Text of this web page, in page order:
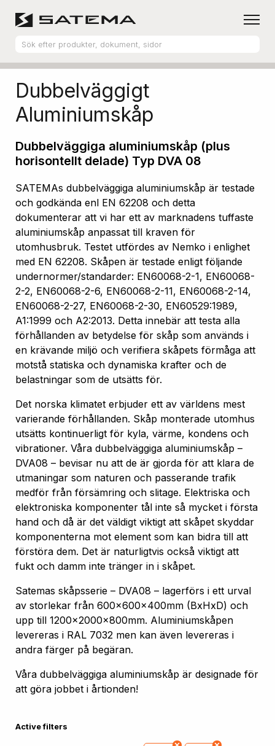
Produktsortiment Aluminiumskåp
Dubbelväggigt
Aluminiumskåp
Dubbelväggiga aluminiumskåp (plus
horisontellt delade) Typ DVA 08
SATEMAs dubbelväggiga aluminiumskåp är testade
och godkända enl EN 62208 och detta
dokumenterar att vi har ett av marknadens tuffaste
aluminiumskåp anpassat till kraven för
utomhusbruk. Testet utfördes av Nemko i enlighet
med EN 62208. Skåpen är testade enligt följande
undernormer/standarder: EN60068-2-1, EN60068-
2-2, EN60068-2-6, EN60068-2-11, EN60068-2-14,
EN60068-2-27, EN60068-2-30, EN60529:1989,
A1:1999 och A2:2013. Detta innebär att testa alla
förhållanden av betydelse för skåp som används i
en krävande miljö och verifiera skåpets förmåga att
motstå statiska och dynamiska krafter och de
belastningar som de utsätts för.
Det norska klimatet erbjuder ett av världens mest
varierande förhållanden. Skåp monterade utomhus
utsätts kontinuerligt för kyla, värme, kondens och
vibrationer. Våra dubbelväggiga aluminiumskåp –
DVA08 – bevisar nu att de är gjorda för att klara de
utmaningar som naturen och passerande trafik
medför från försämring och slitage. Elektriska och
elektroniska komponenter tål inte så mycket i första
hand och då är det väldigt viktigt att skåpet skyddar
komponenterna mot element som kan bidra till att
förstöra dem. Det är naturligtvis också viktigt att
fukt och damm inte tränger in i skåpet.
Satemas skåpsserie – DVA08 – lagerförs i ett urval
av storlekar från 600x600x400mm (BxHxD) och
upp till 1200x2000x800mm. Aluminiumskåpen
levereras i RAL 7032 men kan även levereras i
andra färger på begäran.
Våra dubbelväggiga aluminiumskåp är designade för
att göra jobbet i årtionden!
Active filters